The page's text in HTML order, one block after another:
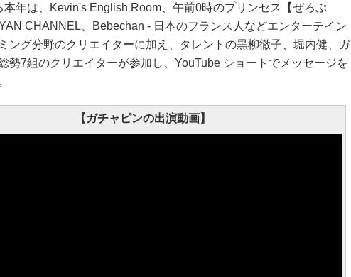
年は、Kevin's English Room、午前0時のプリンセス【ぜろぷ
CHANNEL、Bebechan - 日本のフランス人などエンターテイン
ング分野のクリエイターに加え、タレントの黒柳徹子、堀内健、ガ
勢7組のクリエイターが参加し、YouTube ショートでメッセージを
【ガチャピンの出演動画】